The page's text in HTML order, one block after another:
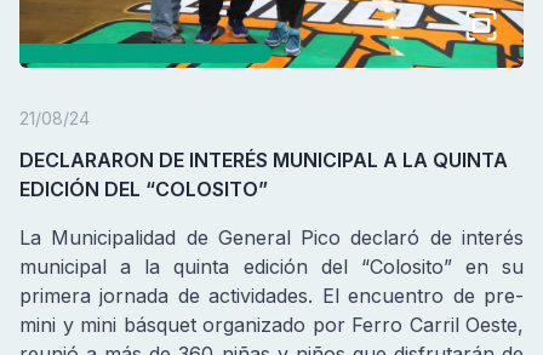
21/08/24
DECLARARON DE INTERÉS MUNICIPAL A LA QUINTA
EDICIÓN DEL “COLOSITO”
La Municipalidad de General Pico declaró de interés
municipal a la quinta edición del “Colosito” en su
primera jornada de actividades. El encuentro de pre-
mini y mini básquet organizado por Ferro Carril Oeste,